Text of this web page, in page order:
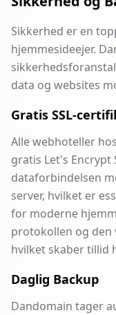
Sikkerhed er en
hjemmesideejer.
data og websites
Gratis SSL-
Alle webhoteller
gratis Let's Encrypt
dataforbindelsen
server, hvilket er
for moderne
protokollen og den
hvilket skaber tillid
Daglig Backup
Dandomain tager